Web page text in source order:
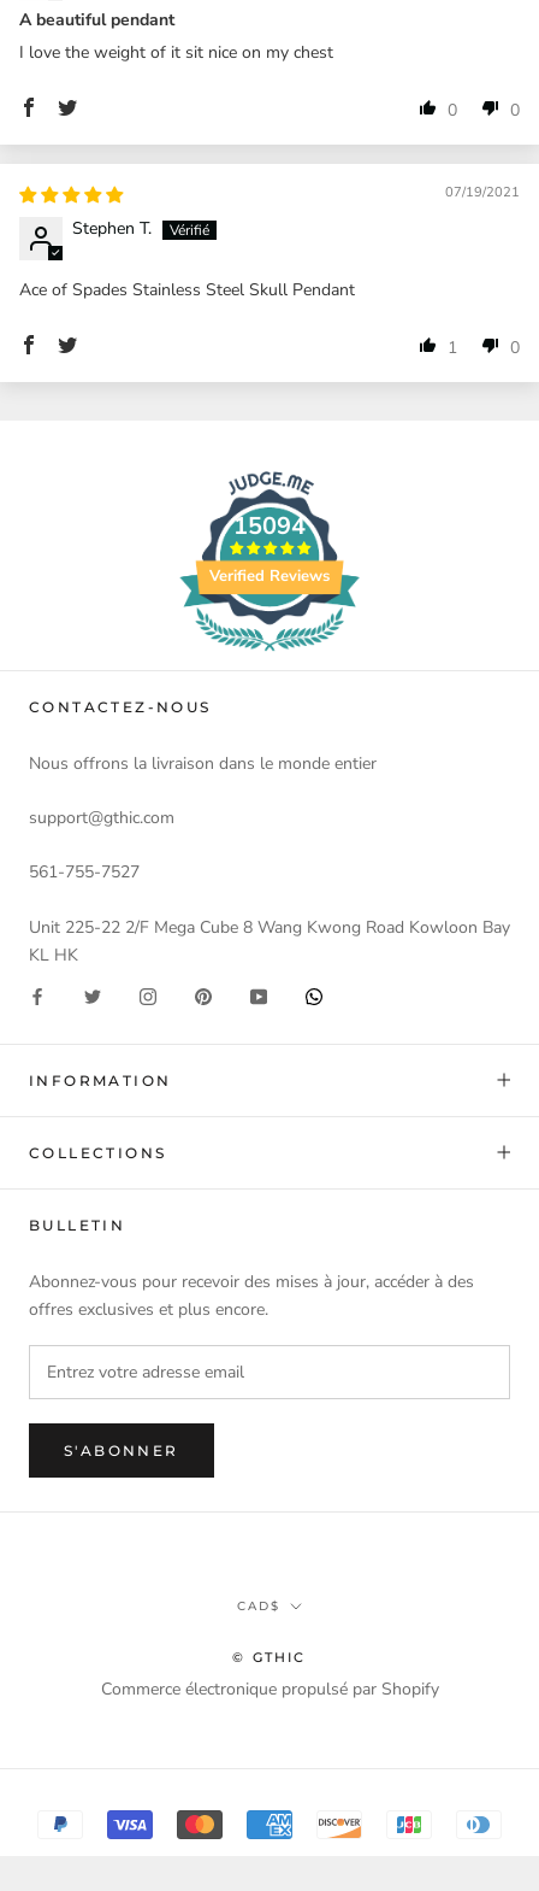
A beautiful pendant
I love the weight of it sit nice on my chest
0 0
07/19/2021
Stephen T.
Ace of Spades Stainless Steel Skull Pendant
1 0
15094
Verified Reviews
CONTACTEZ-NOUS
Nous offrons la livraison dans le monde entier
support@gthic.com
561-755-7527
Unit 225-22 2/F Mega Cube 8 Wang Kwong Road Kowloon Bay
KL HK
INFORMATION
COLLECTIONS
BULLETIN
Abonnez-vous pour recevoir des mises à jour, accéder à des
offres exclusives et plus encore.
S'ABONNER
Monnaie
CAD$
© GTHIC
Commerce électronique propulsé par Shopify